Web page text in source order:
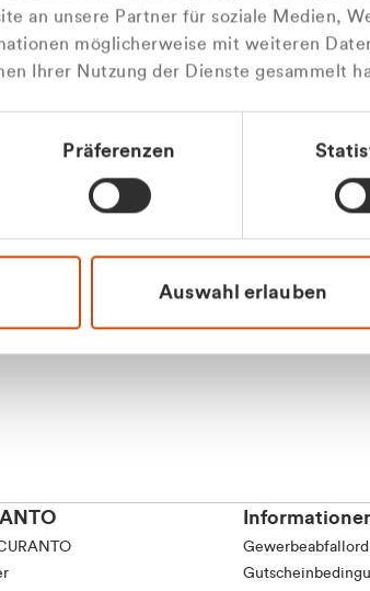
an unsere Partner für soziale Medien,
möglicherweise mit weiteren
Ihrer Nutzung der Dienste gesammelt
Präferenzen
Auswahl erlauben
Wir sind gerne für Sie da